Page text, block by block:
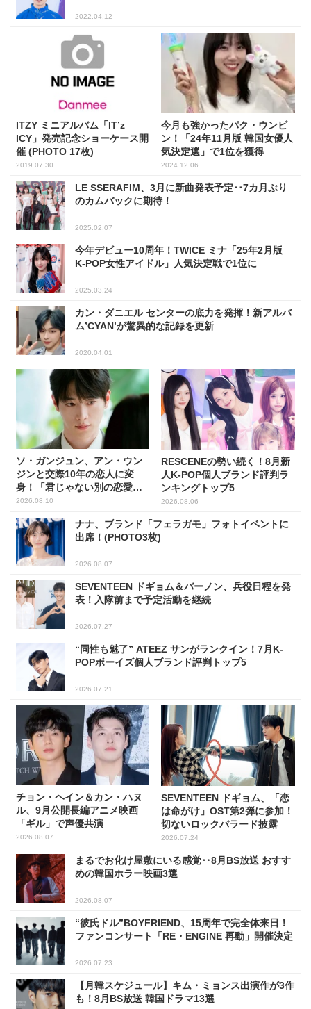
2022.04.12
ITZY ミニアルバム「IT’z
ICY」発売記念ショーケース開
催 (PHOTO 17枚)
2019.07.30
今月も強かったパク・ウンビ
ン！「24年11月版 韓国女優人
気決定選」で1位を獲得
2024.12.06
LE SSERAFIM、3月に新曲発表予定･･7カ月ぶり
のカムバックに期待！
2025.02.07
今年デビュー10周年！TWICE ミナ「25年2月版
K-POP女性アイドル」人気決定戦で1位に
2025.03.24
カン・ダニエル センターの底力を発揮！新アルバ
ム’CYAN’が驚異的な記録を更新
2020.04.01
ソ・ガンジュン、アン・ウン
ジンと交際10年の恋人に変
身！「君じゃない別の恋愛」
でロマンス復帰
2026.08.10
RESCENEの勢い続く！8月新
人K-POP個人ブランド評判ラ
ンキングトップ5
2026.08.06
ナナ、ブランド「フェラガモ」フォトイベントに
出席！(PHOTO3枚)
2026.08.07
SEVENTEEN ドギョム＆バーノン、兵役日程を発
表！入隊前まで予定活動を継続
2026.07.27
“同性も魅了” ATEEZ サンがランクイン！7月K-
POPボーイズ個人ブランド評判トップ5
2026.07.21
チョン・ヘイン＆カン・ハヌ
ル、9月公開長編アニメ映画
「ギル」で声優共演
2026.08.07
SEVENTEEN ドギョム、「恋
は命がけ」OST第2弾に参加！
切ないロックバラード披露
2026.07.24
まるでお化け屋敷にいる感覚‥8月BS放送 おすす
めの韓国ホラー映画3選
2026.08.07
“彼氏ドル”BOYFRIEND、15周年で完全体来日！
ファンコンサート「RE・ENGINE 再動」開催決定
2026.07.23
【月韓スケジュール】キム・ミョンス出演作が3作
も！8月BS放送 韓国ドラマ13選